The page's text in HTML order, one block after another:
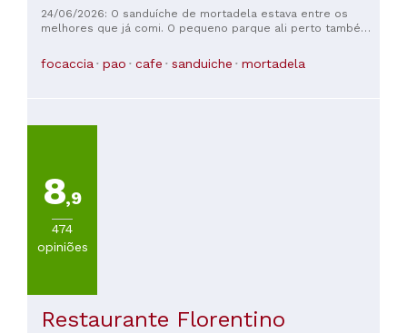
muito!
24/06/2026: O sanduíche de mortadela estava entre os
melhores que já comi. O pequeno parque ali perto também
focaccia pao cafe sanduiche mortadela
8,9
474
opiniões
Restaurante Florentino